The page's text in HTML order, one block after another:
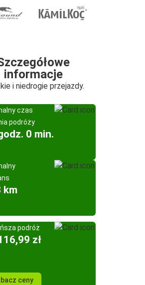
informacje
i niedrogie przejazdy.
czas
podróży
0 min.
km
podróż
zł
ceny